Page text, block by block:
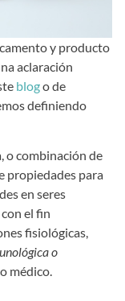
y producto
aclaración
blogo de
definiendo
o combinación de
propiedades para
en seres
el fin
fisiológicas,
o
médico.